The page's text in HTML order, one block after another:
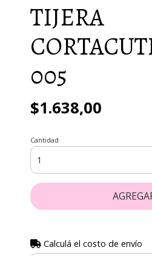
TIJERA
005
$1.638,00
Cantidad
Calculá el costo de envío